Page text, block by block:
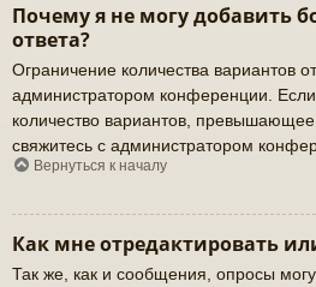
Почему я не могу добавить
ответа?
Ограничение количества вариантов
администратором конференции.
количество вариантов, превышающее
свяжитесь с администратором
Вернуться к началу
Как мне отредактировать
Так же, как и сообщения, опросы